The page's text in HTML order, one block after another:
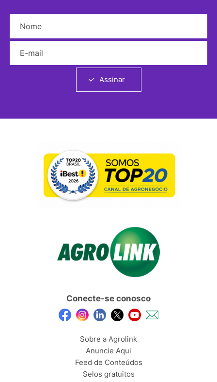
Assinar
Conecte-se conosco
Sobre a Agrolink
Anuncie Aqui
Feed de Conteúdos
Selos gratuitos